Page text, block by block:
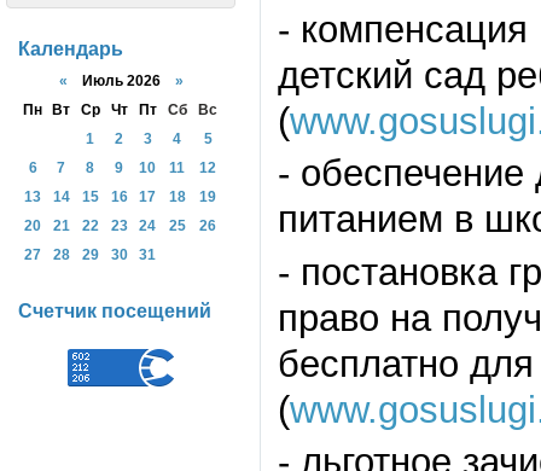
- компенсация
детский сад
(
-
питанием в
- постановка
право на
бесплатно
(
- льготное
Календарь
« Июль 2026 »
Пн
Вт Ср Чт Пт Сб
Вс
1
2 3 4
5
6
7 8 9 10 11
12
13
14 15 16 17 18
19
20
21 22 23 24 25
26
27
28 29 30 31
Счетчик посещений